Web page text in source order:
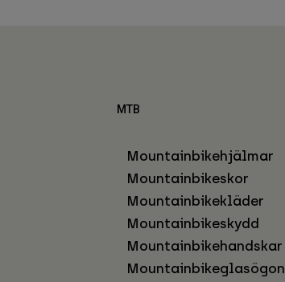
MTB
Mountainbikehjälmar
Mountainbikeskor
Mountainbikekläder
Mountainbikeskydd
Mountainbikehandskar
Mountainbikeglasögon